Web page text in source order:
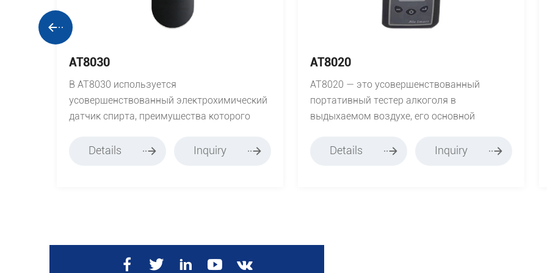
AT8030
В AT8030 используется
усовершенствованный электрохимический
датчик спирта, преимущества которого
высокой стабильности.
Details Inquiry
AT8020
AT8020 — это усовершенствованный
портативный тестер алкоголя в
выдыхаемом воздухе, его основной
высокотехнологичный электрохимический
Details Inquiry